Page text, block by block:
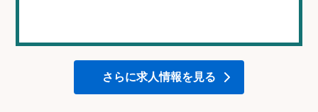
さらに求人情報を見る